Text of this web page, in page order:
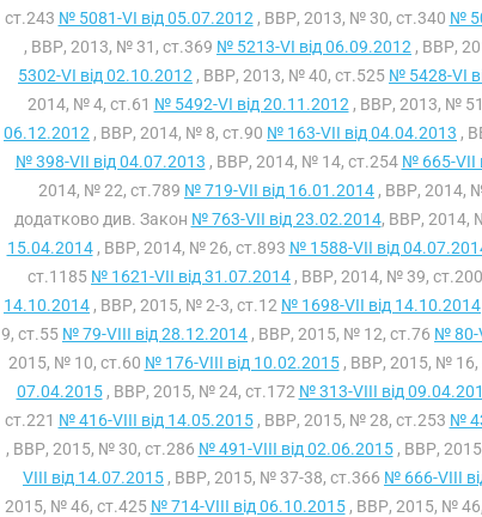
ст.243 № 5081-VI від 05.07.2012 , ВВР, 2013, № 30, ст.340 №
, ВВР, 2013, № 31, ст.369 № 5213-VI від 06.09.2012 , ВВР,
5302-VI від 02.10.2012 , ВВР, 2013, № 40, ст.525 № 5428-VI
2014, № 4, ст.61 № 5492-VI від 20.11.2012 , ВВР, 2013, №
06.12.2012 , ВВР, 2014, № 8, ст.90 № 163-VII від 04.04.2013 ,
№ 398-VII від 04.07.2013 , ВВР, 2014, № 14, ст.254 № 665-VII
2014, № 22, ст.789 № 719-VII від 16.01.2014 , ВВР, 2014,
додатково див. Закон № 763-VII від 23.02.2014, ВВР, 2014,
15.04.2014, ВВР, 2014, № 26, ст.893 № 1588-VII від
ст.1185 № 1621-VII від 31.07.2014 , ВВР, 2014, № 39,
14.10.2014 , ВВР, 2015, № 2-3, ст.12 № 1698-VII від 14.10.2014
9, ст.55 № 79-VIII від 28.12.2014 , ВВР, 2015, № 12, ст.76 № 80-
2015, № 10, ст.60 № 176-VIII від 10.02.2015, ВВР, 2015, № 16,
07.04.2015, ВВР, 2015, № 24, ст.172 № 313-VIII від
ст.221 № 416-VIII від 14.05.2015, ВВР, 2015, № 28, ст.253 №
, ВВР, 2015, № 30, ст.286 № 491-VIII від 02.06.2015, ВВР,
VIII від 14.07.2015 , ВВР, 2015, № 37-38, ст.366 № 666-VIII
2015, № 46, ст.425 № 714-VIII від 06.10.2015, ВВР, 2015, №